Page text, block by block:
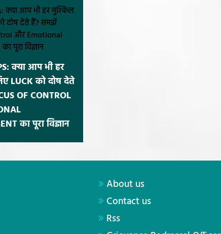
क्या आप भी हर
LUCK को दोष देते
OF CONTROL
का पूरा विज्ञान
About us
Contact us
Rss